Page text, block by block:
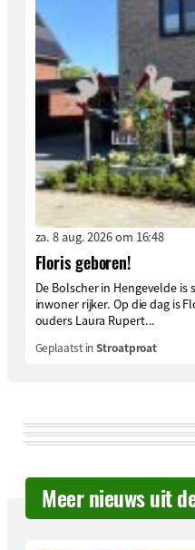
za. 8 aug. 2026 om 16:48
Floris geboren!
De Bolscher in Hengevelde is
inwoner rijker. Op die dag is
ouders Laura Rupert...
Geplaatst inStroatproat
Meer nieuws uit